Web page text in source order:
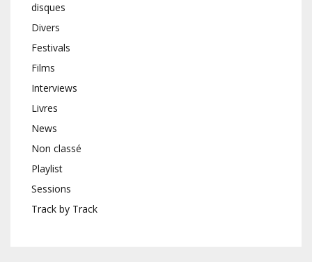
disques
Divers
Festivals
Films
Interviews
Livres
News
Non classé
Playlist
Sessions
Track by Track